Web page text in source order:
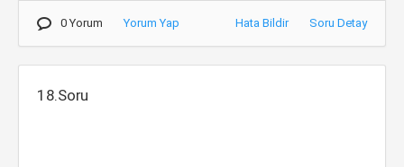
0 Yorum Yorum Yap Hata Bildir Soru Detay
18.Soru